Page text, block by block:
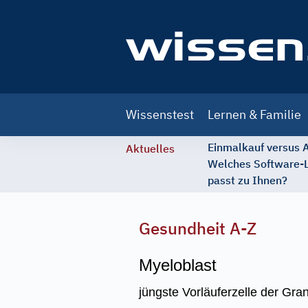
navigation
Wissenstest Lernen & Familie
Aktuelles
Einmalkauf versus
Welches Software-
passt zu Ihnen?
Gesundheit A-Z
Myeloblast
jüngste Vorläuferzelle der